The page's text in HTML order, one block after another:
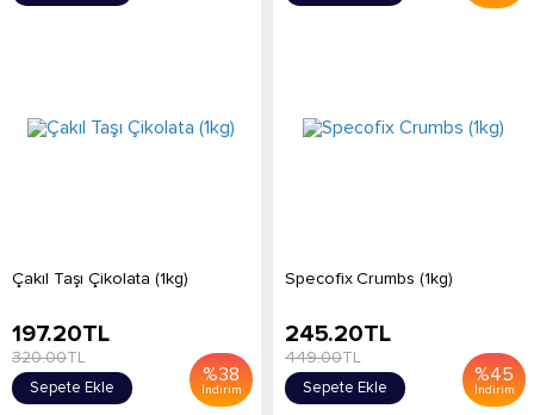
Çakıl Taşı Çikolata (1kg)
%38
İndirim
197.20TL
320.00TL
Sepete Ekle
Specofix Crumbs (1kg)
%45
İndirim
245.20TL
449.00TL
Sepete Ekle